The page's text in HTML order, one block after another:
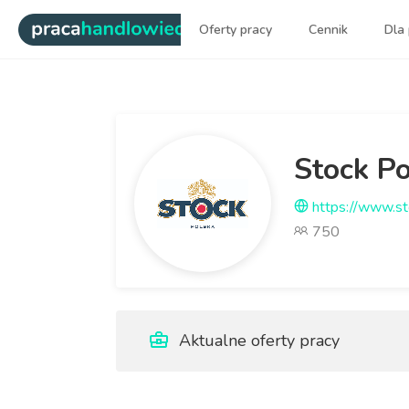
| Najlepsi ludzie sprzedaży
Oferty pracy Cennik Dla
Stock
https://
750
Aktualne oferty pracy